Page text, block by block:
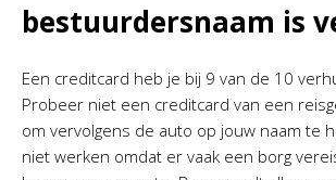
bestuurdersnaam is
Een creditcard heb je bij 9 van de 10
Probeer niet een creditcard van een
om vervolgens de auto op jouw naam te
niet werken omdat er vaak een borg